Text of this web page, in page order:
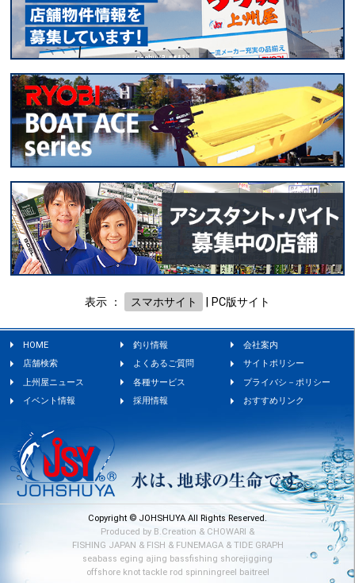
表示 ： スマホサイト PC版サイト
HOME 釣り情報
会社案内
店舗検索
よくあるご質問
サイトポリシー
上州屋ニュース
各種サービス
プライバシ－ポリシー
イベント情報
採用情報 おすすめリンク
Copyright © JOHSHUYA All Rights Reserved.
Produced by B.Creation & CHOWARI &
FISHING JAPAN & FISH & FUNEMAGA& TIDE GRAPH
seabass eging ajing bassfishing shorejigging
offshore knot tackle rod spinningreel baitreel